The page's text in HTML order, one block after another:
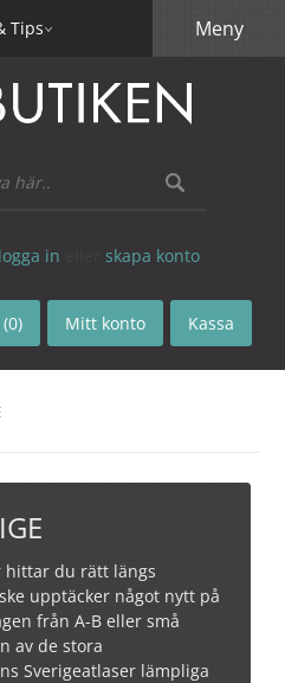
Tips
logga in skapa konto
Mitt konto Kassa
Meny
hittar du rätt längs
upptäcker något nytt på
från A-B eller små
av de stora
Sverigeatlaser lämpliga